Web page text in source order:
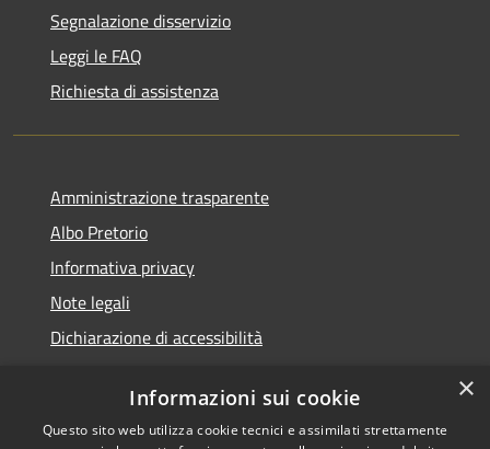
Segnalazione disservizio
Leggi le FAQ
Richiesta di assistenza
Amministrazione trasparente
Albo Pretorio
Informativa privacy
Note legali
Dichiarazione di accessibilità
×
Informazioni sui cookie
Questo sito web utilizza cookie tecnici e assimilati strettamente